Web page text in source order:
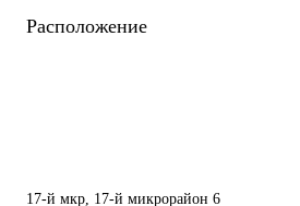
Расположение
17-й мкр, ​17-й микрорайон 6